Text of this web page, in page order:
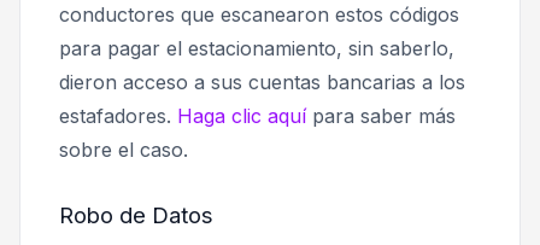
conductores que escanearon estos códigos
para pagar el estacionamiento, sin saberlo,
dieron acceso a sus cuentas bancarias a los
estafadores. Haga clic aquípara saber más
sobre el caso.
Robo de Datos